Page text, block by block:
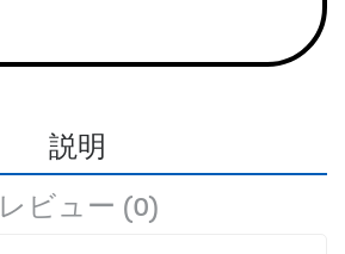
説明
レビュー (0)